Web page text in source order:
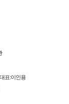
표:이인용